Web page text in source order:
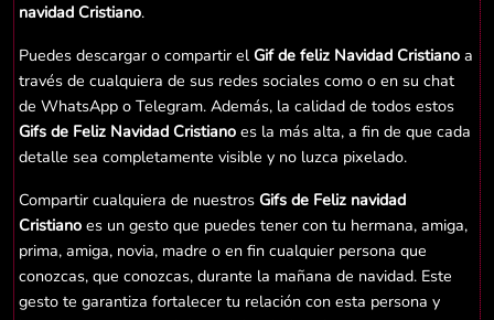
navidad Cristiano.
Puedes descargar o compartir elGif de feliz Navidad Cristiano a
través de cualquiera de sus redes sociales como o en su chat
de WhatsApp o Telegram. Además, la calidad de todos estos
Gifs de Feliz Navidad Cristiano es la más alta, a fin de que cada
detalle sea completamente visible y no luzca pixelado.
Compartir cualquiera de nuestros Gifs de Feliz navidad
Cristiano es un gesto que puedes tener con tu hermana, amiga,
prima, amiga, novia, madre o en fin cualquier persona que
conozcas, que conozcas, durante la mañana de navidad. Este
gesto te garantiza fortalecer tu relación con esta persona y